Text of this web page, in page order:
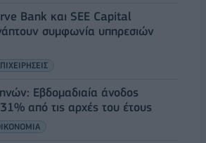
Bank και SEE Capital
συμφωνία υπηρεσιών
Εβδομαδιαία άνοδος
από τις αρχές του έτους